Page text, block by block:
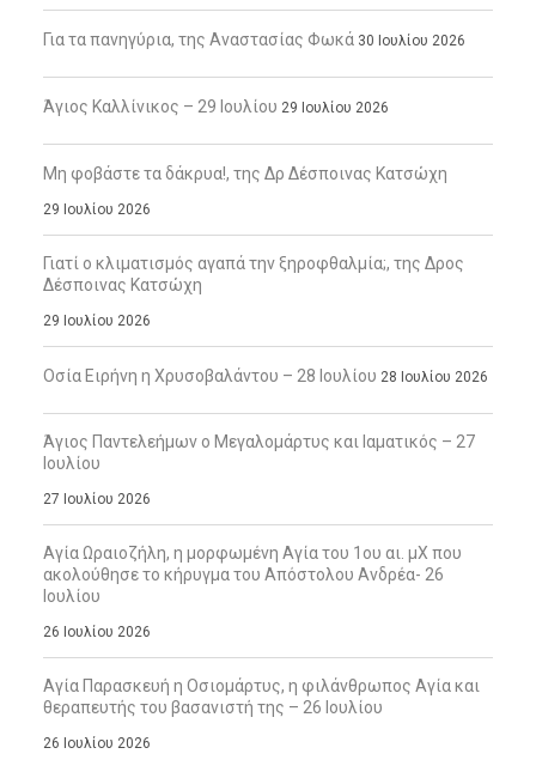
Για τα πανηγύρια, της Αναστασίας Φωκά 30 Ιουλίου 2026
Άγιος Καλλίνικος – 29 Ιουλίου 29 Ιουλίου 2026
Μη φοβάστε τα δάκρυα!, της Δρ Δέσποινας Κατσώχη
29 Ιουλίου 2026
Γιατί ο κλιματισμός αγαπά την ξηροφθαλμία;, της Δρος
Δέσποινας Κατσώχη
29 Ιουλίου 2026
Οσία Ειρήνη η Χρυσοβαλάντου – 28 Ιουλίου 28 Ιουλίου 2026
Άγιος Παντελεήμων ο Μεγαλομάρτυς και Ιαματικός – 27
Ιουλίου
27 Ιουλίου 2026
Αγία Ωραιοζήλη, η μορφωμένη Αγία του 1ου αι. μΧ που
ακολούθησε το κήρυγμα του Απόστολου Ανδρέα- 26
Ιουλίου
26 Ιουλίου 2026
Αγία Παρασκευή η Οσιομάρτυς, η φιλάνθρωπος Αγία και
θεραπευτής του βασανιστή της – 26 Ιουλίου
26 Ιουλίου 2026